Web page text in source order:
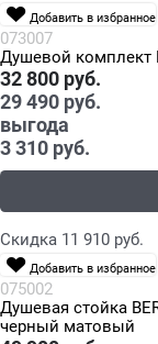
Добавить в избранное
073007
Душевой комплект
32 800 руб.
29 490 руб.
выгода
3 310 руб.
Скидка 11 910 руб.
Добавить в избранное
075002
Душевая стойка
черный матовый